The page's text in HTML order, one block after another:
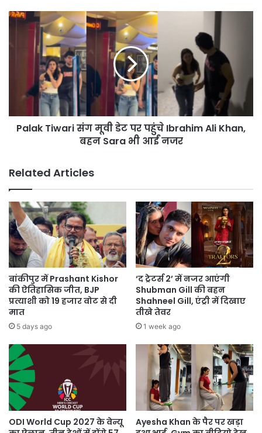
संग
Palak
Ali
Khan,
आईं
नजर
Palak Tiwari संग मूवी डेट पर पहुंचे Ibrahim Ali Khan,
बहन Sara भी आईं नजर
Related Articles
बांकीपुर में Prashant Kishor
की ऐतिहासिक जीत, BJP
प्रत्याशी को 19 हजार वोट से दी
मात
5 days ago
‘द ट्रेटर्स 2’ में नजर आएंगी
Shubman Gill की बहन
Shahneel Gill, एंट्री में दिखाए
तीखे तेवर
1 week ago
ODI World Cup 2027 के वेन्यू
Ayesha Khan के पैर पर खड़ा